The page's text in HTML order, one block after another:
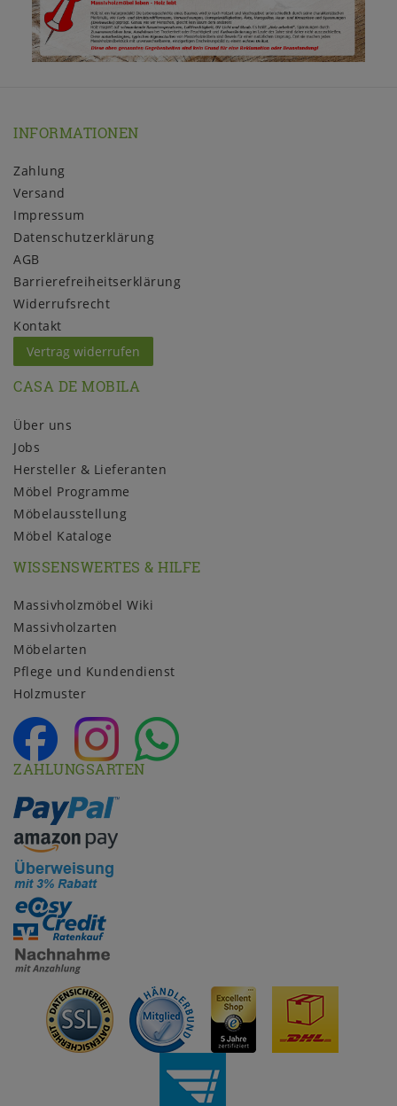
INFORMATIONEN
Zahlung
Versand
Impressum
Daten­schutz­erklärung
AGB
Barrierefreiheitserklärung
Widerrufs­recht
Kontakt
Vertrag widerrufen
CASA DE MOBILA
Über uns
Jobs
Hersteller & Lieferanten
Möbel Programme
Möbelausstellung
Möbel Kataloge
WISSENSWERTES & HILFE
Massivholzmöbel Wiki
Massivholzarten
Möbelarten
Pflege und Kundendienst
Holzmuster
ZAHLUNGSARTEN